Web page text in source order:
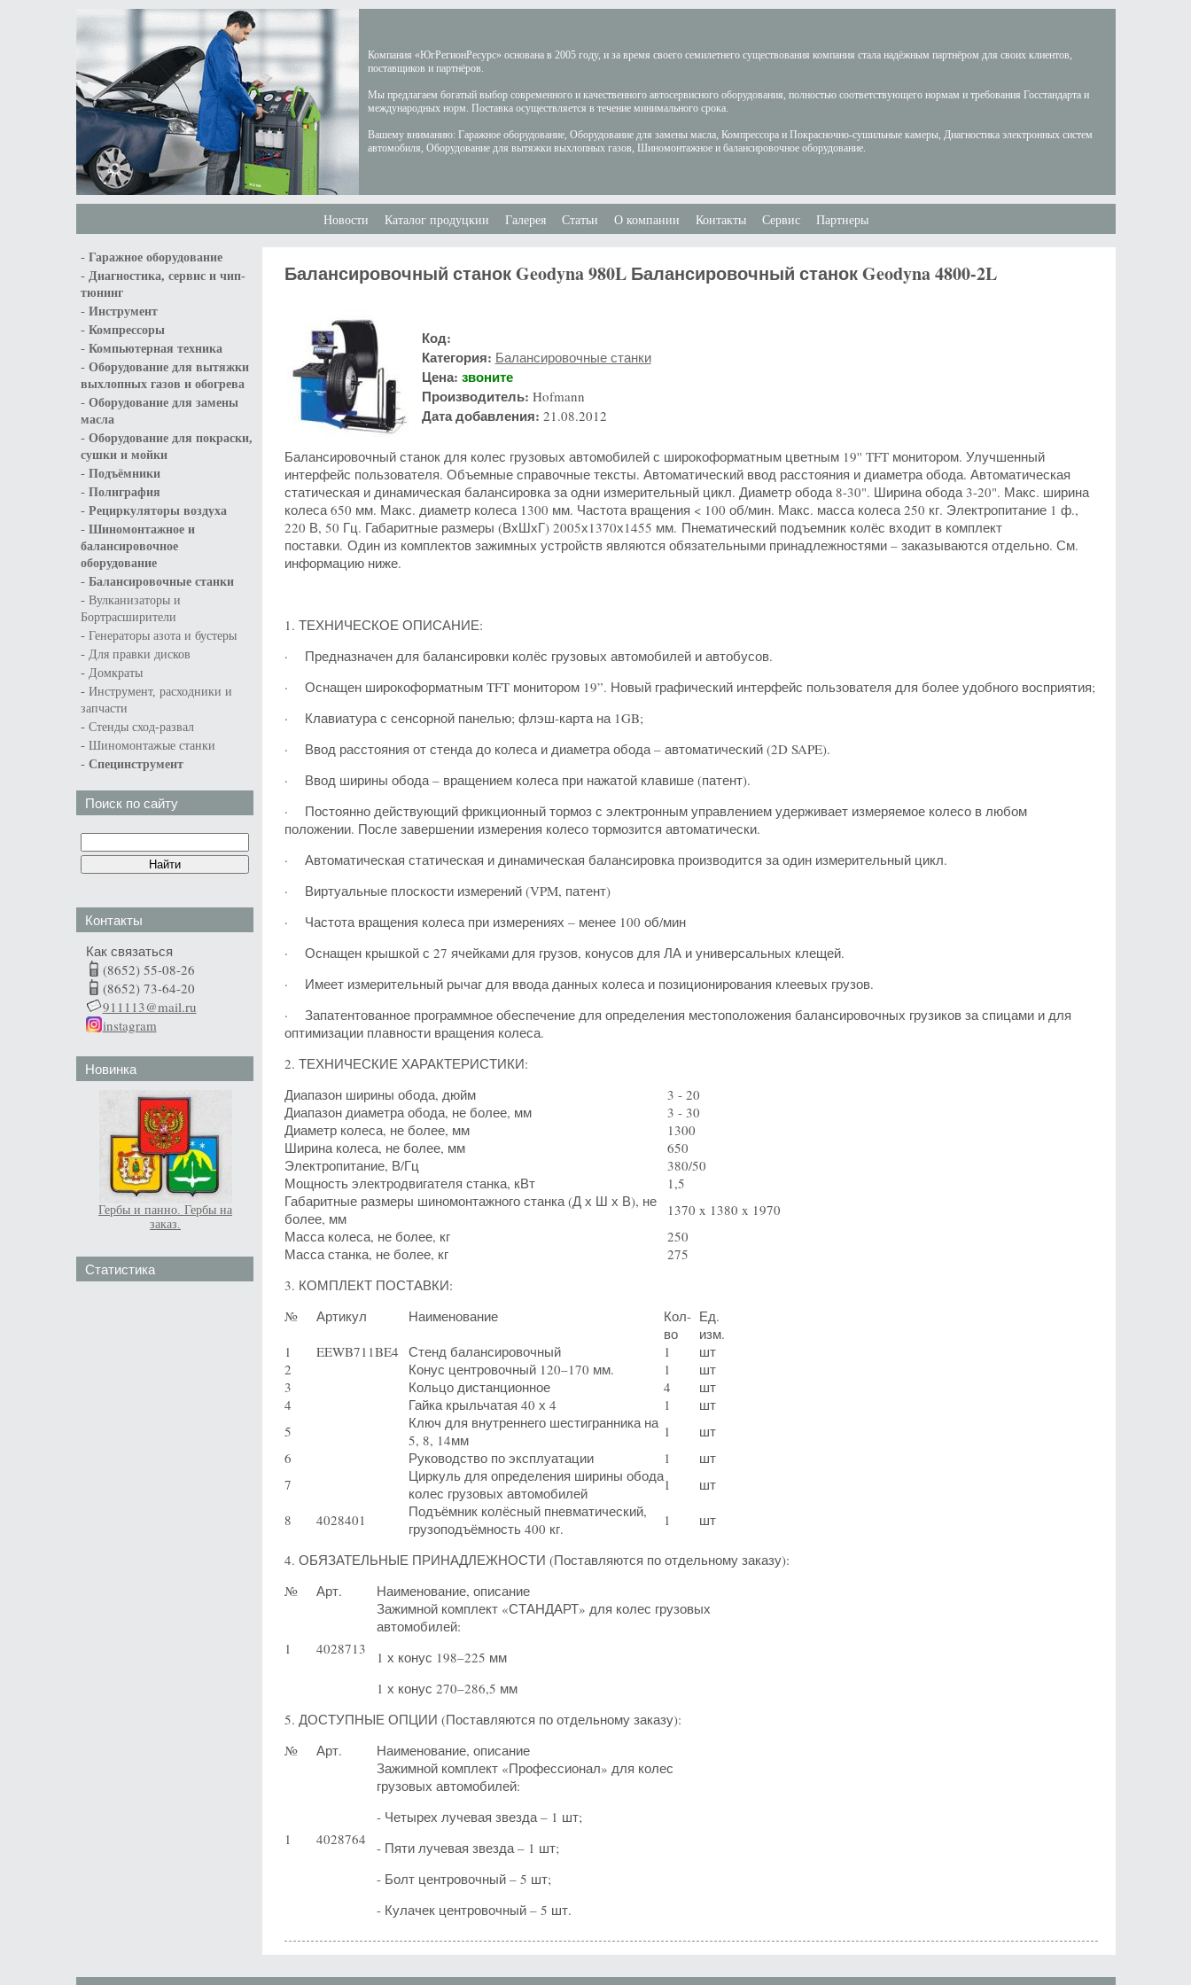
Компания «ЮгРегионРесурс» основана в 2005 году, и за время своего семилетнего существования компания стала надёжным партнёром для своих клиентов,
поставщиков и партнёров.
Мы предлагаем богатый выбор современного и качественного автосервисного оборудования, полностью соответствующего нормам и требования Госстандарта и
международных норм. Поставка осуществляется в течение минимального срока.
Вашему вниманию: Гаражное оборудование, Оборудование для замены масла, Компрессора и Покрасночно-сушильные камеры, Диагностика электронных систем
автомобиля, Оборудование для вытяжки выхлопных газов, Шиномонтажное и балансировочное оборудование.
Новости Каталог продуцкии Галерея Статьи О компании Контакты Сервис Партнеры
- Гаражное оборудование
- Диагностика, сервис и чип-
тюнинг
- Инструмент
- Компрессоры
- Компьютерная техника
- Оборудование для вытяжки
выхлопных газов и обогрева
- Оборудование для замены
масла
- Оборудование для покраски,
сушки и мойки
- Подъёмники
- Полиграфия
- Рециркуляторы воздуха
- Шиномонтажное и
балансировочное
оборудование
- Балансировочные станки
- Вулканизаторы и
Бортрасширители
- Генераторы азота и бустеры
- Для правки дисков
- Домкраты
- Инструмент, расходники и
запчасти
- Стенды сход-развал
- Шиномонтажые станки
- Специнструмент
Поиск по сайту
Контакты
Как связаться
(8652) 55-08-26
(8652) 73-64-20
911113@mail.ru
instagram
Новинка
Гербы и панно. Гербы на
заказ.
Статистика
Балансировочный станок Geodyna 980L Балансировочный станок Geodyna 4800-2L
Код:
Категория: Балансировочные станки
Цена: звоните
Производитель: Hofmann
Дата добавления: 21.08.2012
Балансировочный станок для колес грузовых автомобилей с широкоформатным цветным 19'' TFT монитором. Улучшенный
интерфейс пользователя. Объемные справочные тексты. Автоматический ввод расстояния и диаметра обода. Автоматическая
статическая и динамическая балансировка за одни измерительный цикл. Диаметр обода 8-30". Ширина обода 3-20". Макс. ширина
колеса 650 мм. Макс. диаметр колеса 1300 мм. Частота вращения < 100 об/мин. Макс. масса колеса 250 кг. Электропитание 1 ф.,
220 В, 50 Гц. Габаритные размеры (ВхШхГ) 2005х1370х1455 мм. Пнематический подъемник колёс входит в комплект
поставки. Один из комплектов зажимных устройств являются обязательными принадлежностями – заказываются отдельно. См.
информацию ниже.
1. ТЕХНИЧЕСКОЕ ОПИСАНИЕ:
· Предназначен для балансировки колёс грузовых автомобилей и автобусов.
· Оснащен широкоформатным TFT монитором 19”. Новый графический интерфейс пользователя для более удобного восприятия;
· Клавиатура с сенсорной панелью; флэш-карта на 1GB;
· Ввод расстояния от стенда до колеса и диаметра обода – автоматический (2D SAPE).
· Ввод ширины обода – вращением колеса при нажатой клавише (патент).
· Постоянно действующий фрикционный тормоз с электронным управлением удерживает измеряемое колесо в любом
положении. После завершении измерения колесо тормозится автоматически.
· Автоматическая статическая и динамическая балансировка производится за один измерительный цикл.
· Виртуальные плоскости измерений (VPM, патент)
· Частота вращения колеса при измерениях – менее 100 об/мин
· Оснащен крышкой с 27 ячейками для грузов, конусов для ЛА и универсальных клещей.
· Имеет измерительный рычаг для ввода данных колеса и позиционирования клеевых грузов.
· Запатентованное программное обеспечение для определения местоположения балансировочных грузиков за спицами и для
оптимизации плавности вращения колеса.
2. ТЕХНИЧЕСКИЕ ХАРАКТЕРИСТИКИ:
Диапазон ширины обода, дюйм
3 - 20
Диапазон диаметра обода, не более, мм
3 - 30
Диаметр колеса, не более, мм
1300
Ширина колеса, не более, мм
650
Электропитание, В/Гц
380/50
Мощность электродвигателя станка, кВт
1,5
Габаритные размеры шиномонтажного станка (Д х Ш х В), не
более, мм
1370 x 1380 x 1970
Масса колеса, не более, кг
250
Масса станка, не более, кг
275
3. КОМПЛЕКТ ПОСТАВКИ:
№
Артикул Наименование
Кол-
во
Ед.
изм.
1
EEWB711BE4 Стенд балансировочный 1
шт
2
Конус центровочный 120–170 мм. 1
шт
3
Кольцо дистанционное 4
шт
4
Гайка крыльчатая 40 х 4 1
шт
5
Ключ для внутреннего шестигранника на
5, 8, 14мм
1
шт
6
Руководство по эксплуатации 1
шт
7
Циркуль для определения ширины обода
колес грузовых автомобилей
1
шт
8
4028401
Подъёмник колёсный пневматический,
грузоподъёмность 400 кг.
1 шт
4. ОБЯЗАТЕЛЬНЫЕ ПРИНАДЛЕЖНОСТИ (Поставляются по отдельному заказу):
№
Арт. Наименование, описание
1 4028713
Зажимной комплект «СТАНДАРТ» для колес грузовых
автомобилей:
1 х конус 198–225 мм
1 х конус 270–286,5 мм
5. ДОСТУПНЫЕ ОПЦИИ (Поставляются по отдельному заказу):
№
Арт. Наименование, описание
1 4028764
Зажимной комплект «Профессионал» для колес
грузовых автомобилей:
- Четырех лучевая звезда – 1 шт;
- Пяти лучевая звезда – 1 шт;
- Болт центровочный – 5 шт;
- Кулачек центровочный – 5 шт.